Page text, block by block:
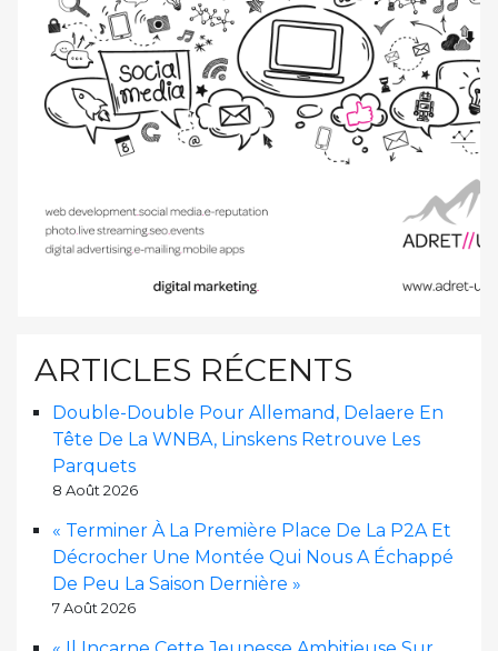
ARTICLES RÉCENTS
Double-Double Pour Allemand, Delaere En
Tête De La WNBA, Linskens Retrouve Les
Parquets
8 Août 2026
« Terminer À La Première Place De La P2A Et
Décrocher Une Montée Qui Nous A Échappé
De Peu La Saison Dernière »
7 Août 2026